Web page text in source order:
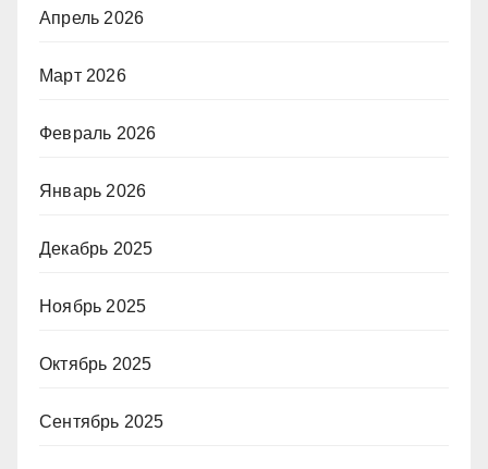
Апрель 2026
Март 2026
Февраль 2026
Январь 2026
Декабрь 2025
Ноябрь 2025
Октябрь 2025
Сентябрь 2025